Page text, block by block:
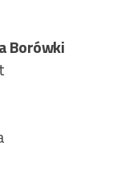
Borówki